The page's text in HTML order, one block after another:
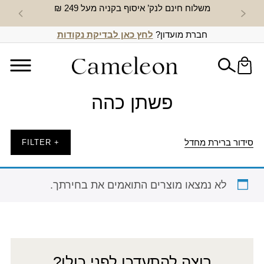
משלוח חינם לנק’ איסוף בקניה מעל 249 ₪ חדש
חברת מועדון? לחץ כאן לבדיקת נקודות
פשתן כהה
סידור ברירת מחדל + FILTER
לא נמצאו מוצרים התואמים את בחירתך.